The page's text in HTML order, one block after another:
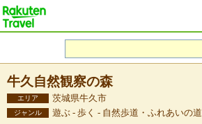
牛久自然観察の森
エリア 茨城県牛久市
ジャンル 遊ぶ - 歩く - 自然歩道・ふれあいの道